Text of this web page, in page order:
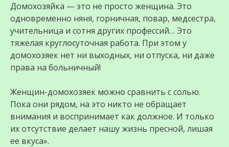
Домохозяйка — это не просто женщина. Это
одновременно няня, горничная, повар, медсестра,
учительница и сотня других профессий… Это
тяжелая круглосуточная работа. При этом у
домохозяек нет ни выходных, ни отпуска, ни даже
права на больничный!
Женщин-домохозяек можно сравнить с солью.
Пока они рядом, на это никто не обращает
внимания и воспринимает как должное. И только
их отсутствие делает нашу жизнь пресной, лишая
ее вкуса».